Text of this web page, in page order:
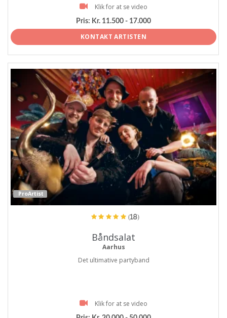
Klik for at se video
Pris: Kr. 11.500 - 17.000
KONTAKT ARTISTEN
ProArtist
(18)
Båndsalat
Aarhus
Det ultimative partyband
Klik for at se video